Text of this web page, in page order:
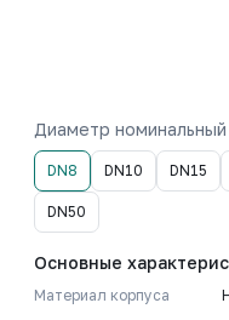
Диаметр номинальный
DN8 DN10 DN15
DN50
Основные
Материал корпуса